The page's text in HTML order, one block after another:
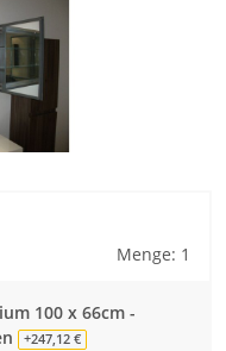
Menge: 1
100 x 66cm -
+247,12 €